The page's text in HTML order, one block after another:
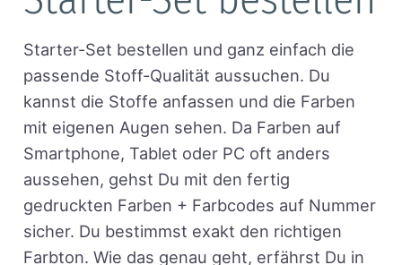
Starter-Set bestellen und ganz einfach die
passende Stoff-Qualität aussuchen. Du
kannst die Stoffe anfassen und die Farben
mit eigenen Augen sehen. Da Farben auf
Smartphone, Tablet oder PC oft anders
aussehen, gehst Du mit den fertig
gedruckten Farben + Farbcodes auf Nummer
sicher. Du bestimmst exakt den richtigen
Farbton. Wie das genau geht, erfährst Du in